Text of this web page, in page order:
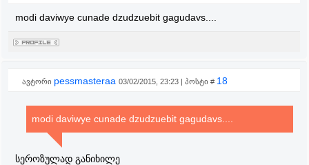
modi daviwye cunade dzudzuebit gagudavs....
ავტორი pessmasteraa 03/02/2015, 23:23 | პოსტი # 18
modi daviwye cunade dzudzuebit gagudavs....
სეროზულად განიხილე